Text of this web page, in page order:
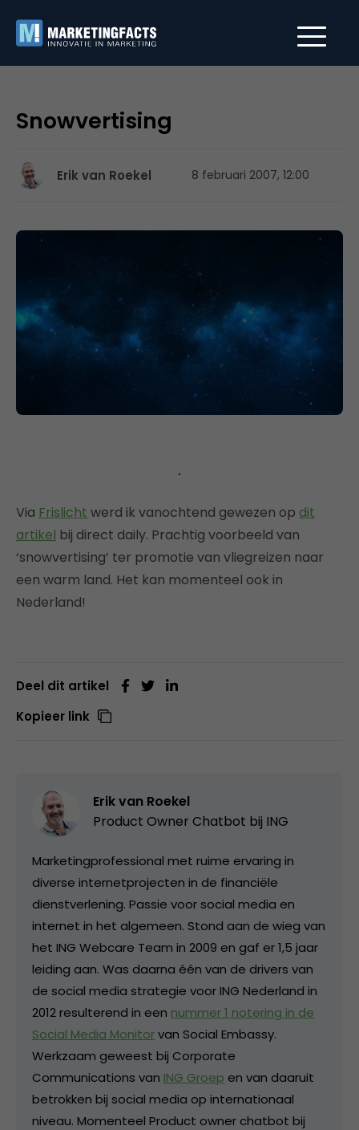
Snowvertising
Erik van Roekel 8 februari 2007, 12:00
Via Frislicht werd ik vanochtend gewezen op dit
artikel bij direct daily. Prachtig voorbeeld van
‘snowvertising’ ter promotie van vliegreizen naar
een warm land. Het kan momenteel ook in
Nederland!
Deel dit artikel
Kopieer link
Erik van Roekel
Product Owner Chatbot bij ING
Marketingprofessional met ruime ervaring in
diverse internetprojecten in de financiële
dienstverlening. Passie voor social media en
internet in het algemeen. Stond aan de wieg van
het ING Webcare Team in 2009 en gaf er 1,5 jaar
leiding aan. Was daarna één van de drivers van
de social media strategie voor ING Nederland in
2012 resulterend in een nummer 1 notering in de
Social Media Monitorvan Social Embassy.
Werkzaam geweest bij Corporate
Communications van ING Groep en van daaruit
betrokken bij social media op internationaal
niveau. Momenteel Product owner chatbot bij